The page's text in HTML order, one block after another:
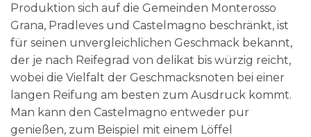
Produktion sich auf die Gemeinden Monterosso
Grana, Pradleves und Castelmagno beschränkt, ist
für seinen unvergleichlichen Geschmack bekannt,
der je nach Reifegrad von delikat bis würzig reicht,
wobei die Vielfalt der Geschmacksnoten bei einer
langen Reifung am besten zum Ausdruck kommt.
Man kann den Castelmagno entweder pur
genießen, zum Beispiel mit einem Löffel